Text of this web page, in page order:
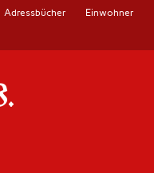
Adressbücher Einwohner